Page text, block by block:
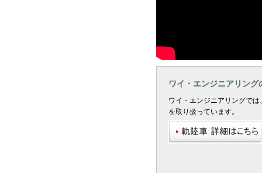
ワイ・エンジニアリング
ワイ・エンジニアリングで
を取り扱っています。